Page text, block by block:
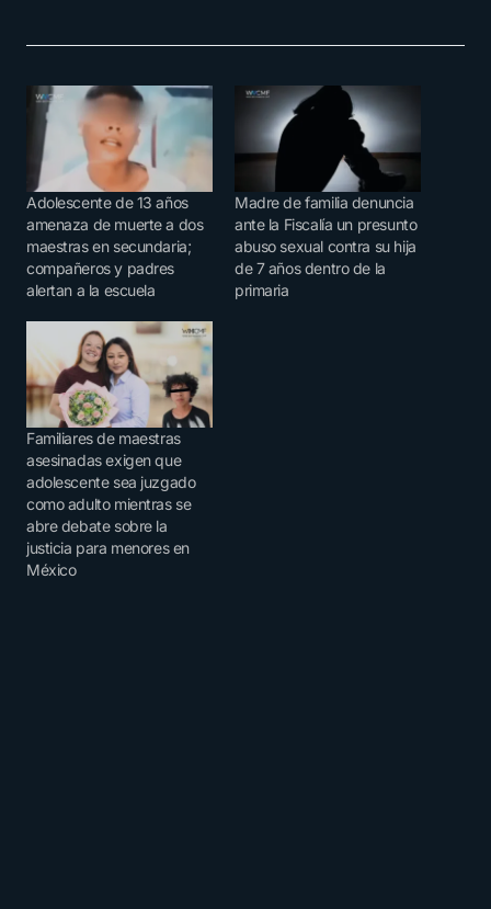
Adolescente de 13 años
amenaza de muerte a dos
maestras en secundaria;
compañeros y padres
alertan a la escuela
Madre de familia denuncia
ante la Fiscalía un presunto
abuso sexual contra su hija
de 7 años dentro de la
primaria
Familiares de maestras
asesinadas exigen que
adolescente sea juzgado
como adulto mientras se
abre debate sobre la
justicia para menores en
México